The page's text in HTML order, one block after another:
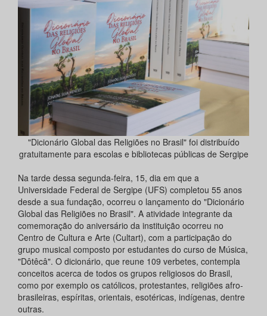
"Dicionário Global das Religiões no Brasil" foi distribuído
gratuitamente para escolas e bibliotecas públicas de Sergipe
Na tarde dessa segunda-feira, 15, dia em que a
Universidade Federal de Sergipe (UFS) completou 55 anos
desde a sua fundação, ocorreu o lançamento do "Dicionário
Global das Religiões no Brasil". A atividade integrante da
comemoração do aniversário da instituição ocorreu no
Centro de Cultura e Arte (Cultart), com a participação do
grupo musical composto por estudantes do curso de Música,
"Dôtêcâ". O dicionário, que reune 109 verbetes, contempla
conceitos acerca de todos os grupos religiosos do Brasil,
como por exemplo os católicos, protestantes, religiões afro-
brasileiras, espíritas, orientais, esotéricas, indígenas, dentre
outras.